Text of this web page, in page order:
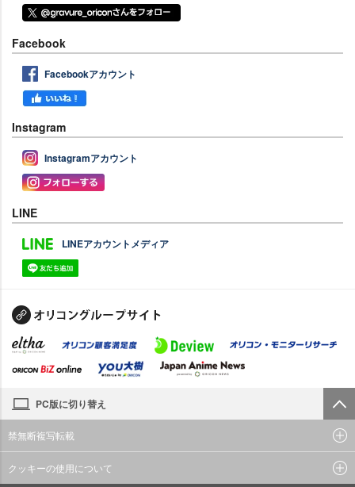
Facebook
Facebookアカウント
Instagram
Instagramアカウント
LINE
LINEアカウントメディア
PC版に切り替え
禁無断複写転載
クッキーの使用について